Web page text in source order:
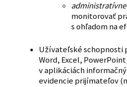
monitorovať
s ohľadom na
Užívateľské schopnosti
Word, Excel,
v aplikáciách
evidencie prijímateľov